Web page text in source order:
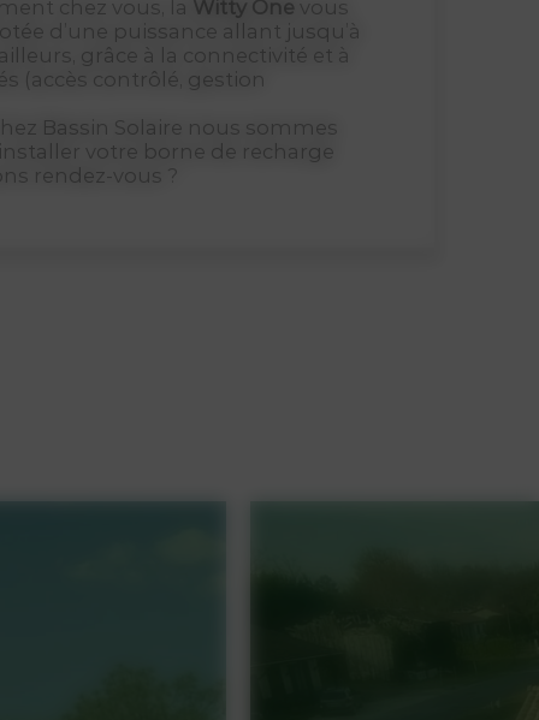
chez vous, la Witty One vous
d’une puissance allant jusqu’à
grâce à la connectivité et à
(accès contrôlé, gestion
Bassin Solaire nous sommes
votre borne de recharge
rendez-vous ?